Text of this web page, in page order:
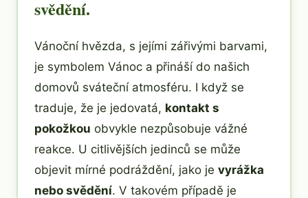
svědění.
Vánoční hvězda, s jejími zářivými barvami,
je symbolem Vánoc a přináší do našich
domovů sváteční atmosféru. I když se
traduje, že je jedovatá, kontakt s
pokožkou obvykle nezpůsobuje vážné
reakce. U citlivějších jedinců se může
objevit mírné podráždění, jako je vyrážka
nebo svědění. V takovém případě je